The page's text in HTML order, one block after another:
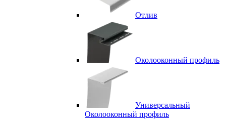
Отлив
Околооконный профиль
Универсальный
Околооконный профиль